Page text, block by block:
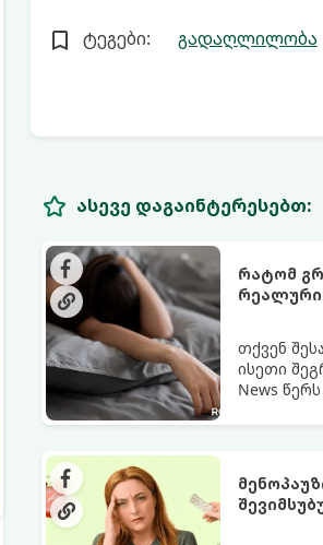
ტეგები: გადაღლილობა
ასევე დაგაინტერესებთ:
რატომ
რეალური
თქვენ
ისეთი
News